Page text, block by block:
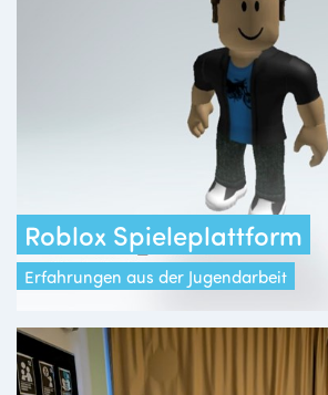
Roblox Spieleplattform
Erfahrungen aus der Jugendarbeit